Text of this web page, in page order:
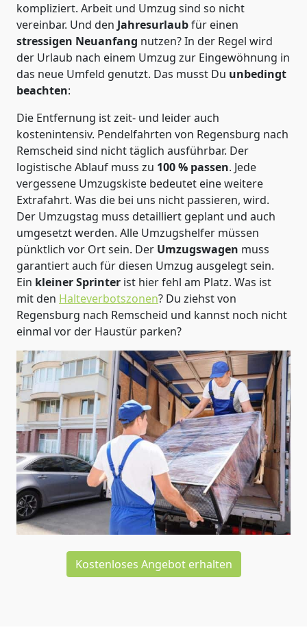
kompliziert. Arbeit und Umzug sind so nicht
vereinbar. Und den Jahresurlaubfür einen
stressigen Neuanfang nutzen? In der Regel wird
der Urlaub nach einem Umzug zur Eingewöhnung in
das neue Umfeld genutzt. Das musst Du unbedingt
beachten:
Die Entfernung ist zeit- und leider auch
kostenintensiv. Pendelfahrten von Regensburg nach
Remscheid sind nicht täglich ausführbar. Der
logistische Ablauf muss zu 100 % passen. Jede
vergessene Umzugskiste bedeutet eine weitere
Extrafahrt. Was die bei uns nicht passieren, wird.
Der Umzugstag muss detailliert geplant und auch
umgesetzt werden. Alle Umzugshelfer müssen
pünktlich vor Ort sein. Der Umzugswagen muss
garantiert auch für diesen Umzug ausgelegt sein.
Ein kleiner Sprinter ist hier fehl am Platz. Was ist
mit den Halteverbotszonen? Du ziehst von
Regensburg nach Remscheid und kannst noch nicht
einmal vor der Haustür parken?
Kostenloses Angebot erhalten